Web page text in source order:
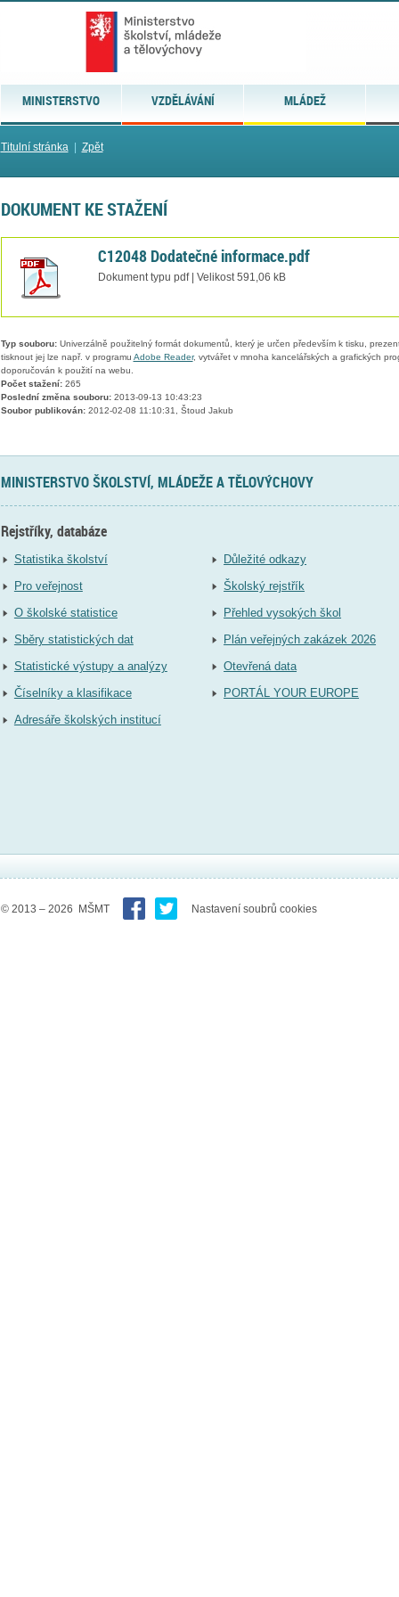
MINISTERSTVO VZDĚLÁVÁNÍ MLÁDEŽ
Titulní stránka| Zpět
DOKUMENT KE STAŽENÍ
C12048 Dodatečné informace.pdf
Dokument typu pdf | Velikost 591,06 kB
Typ souboru:Univerzálně použitelný formát dokumentů, který je určen především k tisku,
tisknout jej lze např. v programu Adobe Reader, vytvářet v mnoha kancelářských a grafických
doporučován k použití na webu.
Počet stažení:265
Poslední změna souboru:2013-09-13 10:43:23
Soubor publikován:2012-02-08 11:10:31, Štoud Jakub
MINISTERSTVO ŠKOLSTVÍ, MLÁDEŽE A TĚLOVÝCHOVY
Rejstříky, databáze
Statistika školství
Pro veřejnost
O školské statistice
Sběry statistických dat
Statistické výstupy a analýzy
Číselníky a klasifikace
Adresáře školských institucí
Důležité odkazy
Školský rejstřík
Přehled vysokých škol
Plán veřejných zakázek 2026
Otevřená data
PORTÁL YOUR EUROPE
© 2013 – 2026 MŠMT Nastavení soubrů cookies